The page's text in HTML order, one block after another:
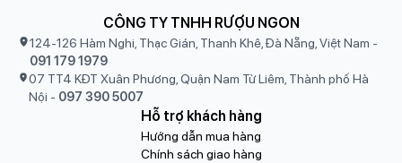
CÔNG TY TNHH RƯỢU NGON
124-126 Hàm Nghi, Thạc Gián, Thanh Khê, Đà Nẵng, Việt Nam -
091 179 1979
07 TT4 KĐT Xuân Phương, Quận Nam Từ Liêm, Thành phố Hà
Nội - 097 390 5007
Hỗ trợ khách hàng
Hướng dẫn mua hàng
Chính sách giao hàng